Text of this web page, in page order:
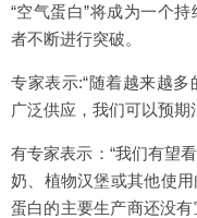
“空气蛋白”将成为一个
者不断进行突破。
专家表示:“随着越来越
广泛供应，我们可以预
有专家表示：“我们有望
奶、植物汉堡或其他使
蛋白的主要生产商还没有